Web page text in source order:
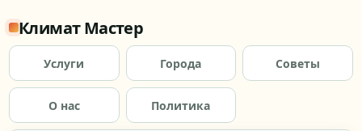
Климат Мастер
Услуги Города Советы
О нас Политика